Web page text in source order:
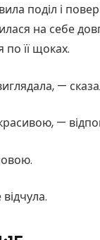
поділ і
на себе
її щоках.
—
—